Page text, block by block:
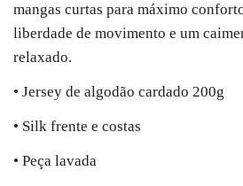
mangas curtas para máximo
liberdade de movimento e um
relaxado.
• Jersey de algodão cardado 200g
• Silk frente e costas
• Peça lavada